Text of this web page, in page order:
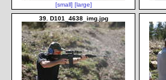
[small] [large]
39. D101_4638_img.jpg